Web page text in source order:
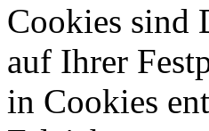
Cookies sind
auf Ihrer
in Cookies